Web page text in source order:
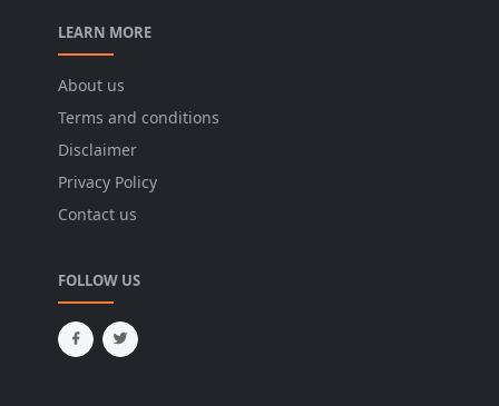
LEARN MORE
About us
Terms and conditions
Disclaimer
Privacy Policy
Contact us
FOLLOW US